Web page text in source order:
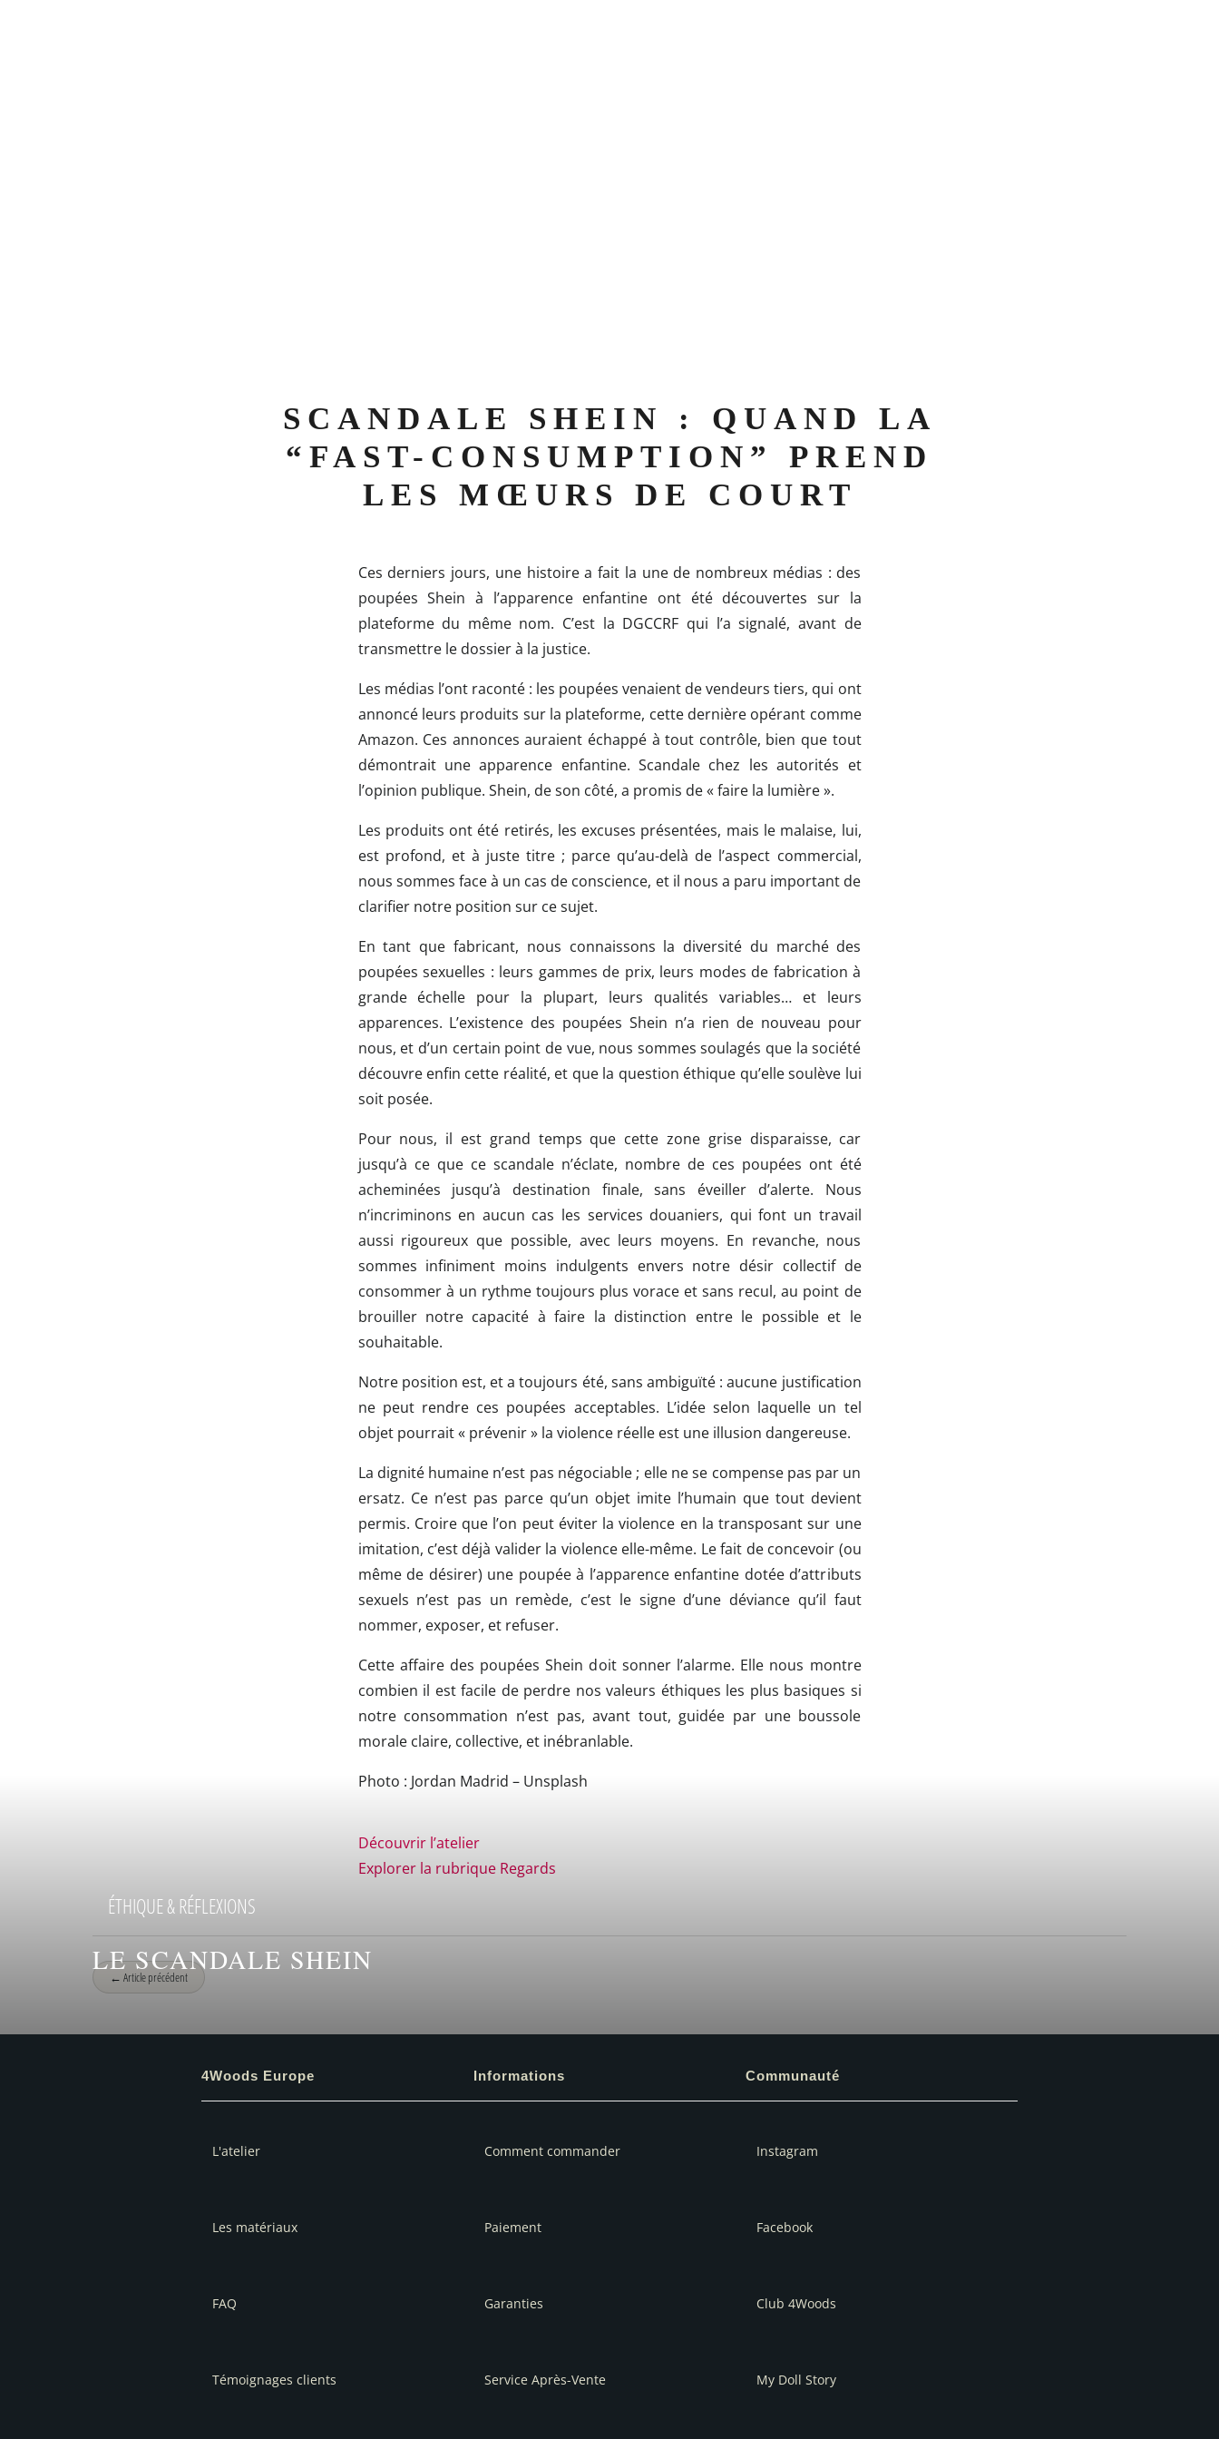
ÉTHIQUE & RÉFLEXIONS
LE SCANDALE SHEIN
SCANDALE SHEIN : QUAND LA
“FAST-CONSUMPTION” PREND
LES MŒURS DE COURT
Ces derniers jours, une histoire a fait la une de nombreux médias : des
poupées Shein à l’apparence enfantine ont été découvertes sur la
plateforme du même nom. C’est la DGCCRF qui l’a signalé, avant de
transmettre le dossier à la justice.
Les médias l’ont raconté : les poupées venaient de vendeurs tiers, qui ont
annoncé leurs produits sur la plateforme, cette dernière opérant comme
Amazon. Ces annonces auraient échappé à tout contrôle, bien que tout
démontrait une apparence enfantine. Scandale chez les autorités et
l’opinion publique. Shein, de son côté, a promis de « faire la lumière ».
Les produits ont été retirés, les excuses présentées, mais le malaise, lui,
est profond, et à juste titre ; parce qu’au-delà de l’aspect commercial,
nous sommes face à un cas de conscience, et il nous a paru important de
clarifier notre position sur ce sujet.
En tant que fabricant, nous connaissons la diversité du marché des
poupées sexuelles : leurs gammes de prix, leurs modes de fabrication à
grande échelle pour la plupart, leurs qualités variables… et leurs
apparences. L’existence des poupées Shein n’a rien de nouveau pour
nous, et d’un certain point de vue, nous sommes soulagés que la société
découvre enfin cette réalité, et que la question éthique qu’elle soulève lui
soit posée.
Pour nous, il est grand temps que cette zone grise disparaisse, car
jusqu’à ce que ce scandale n’éclate, nombre de ces poupées ont été
acheminées jusqu’à destination finale, sans éveiller d’alerte. Nous
n’incriminons en aucun cas les services douaniers, qui font un travail
aussi rigoureux que possible, avec leurs moyens. En revanche, nous
sommes infiniment moins indulgents envers notre désir collectif de
consommer à un rythme toujours plus vorace et sans recul, au point de
brouiller notre capacité à faire la distinction entre le possible et le
souhaitable.
Notre position est, et a toujours été, sans ambiguïté : aucune justification
ne peut rendre ces poupées acceptables. L’idée selon laquelle un tel
objet pourrait « prévenir » la violence réelle est une illusion dangereuse.
La dignité humaine n’est pas négociable ; elle ne se compense pas par un
ersatz. Ce n’est pas parce qu’un objet imite l’humain que tout devient
permis. Croire que l’on peut éviter la violence en la transposant sur une
imitation, c’est déjà valider la violence elle-même. Le fait de concevoir (ou
même de désirer) une poupée à l’apparence enfantine dotée d’attributs
sexuels n’est pas un remède, c’est le signe d’une déviance qu’il faut
nommer, exposer, et refuser.
Cette affaire des poupées Shein doit sonner l’alarme. Elle nous montre
combien il est facile de perdre nos valeurs éthiques les plus basiques si
notre consommation n’est pas, avant tout, guidée par une boussole
morale claire, collective, et inébranlable.
Photo : Jordan Madrid – Unsplash
Découvrir l’atelier
Explorer la rubrique Regards
← Article précédent
4Woods Europe
L'atelier
Les matériaux
FAQ
Témoignages clients
Informations
Comment commander
Paiement
Garanties
Service Après-Vente
Communauté
Instagram
Facebook
Club 4Woods
My Doll Story